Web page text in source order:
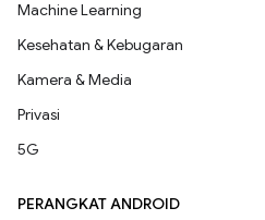
Machine Learning
Kesehatan & Kebugaran
Kamera & Media
Privasi
5G
PERANGKAT ANDROID